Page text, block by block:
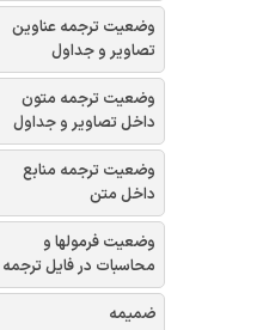
وضعیت ترجمه عناوین
تصاویر و جداول
وضعیت ترجمه متون
داخل تصاویر و جداول
وضعیت ترجمه منابع
داخل متن
وضعیت فرمولها و
محاسبات در فایل ترجمه
ضمیمه